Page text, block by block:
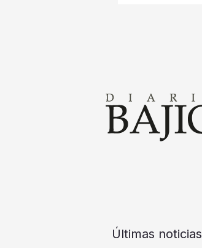
Últimas noticias